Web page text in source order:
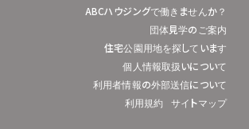
ABCハウジングで働きませんか？
団体見学のご案内
住宅公園用地を探しています
個人情報取扱いについて
利用者情報の外部送信について
利用規約
サイトマップ